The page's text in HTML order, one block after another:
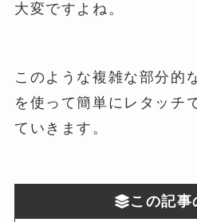
大変ですよね。
このような複雑な部分的
を使って簡単にレタッチ
ていきます。
この記事